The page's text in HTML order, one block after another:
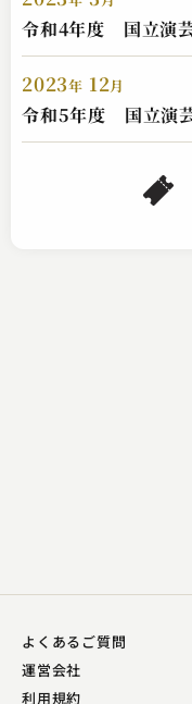
替り目
2023.06.08 |
入船亭 扇橋
令和4年度 国立演
2023年 12月
令和5年度 国立演
よくあるご質問
運営会社
利用規約